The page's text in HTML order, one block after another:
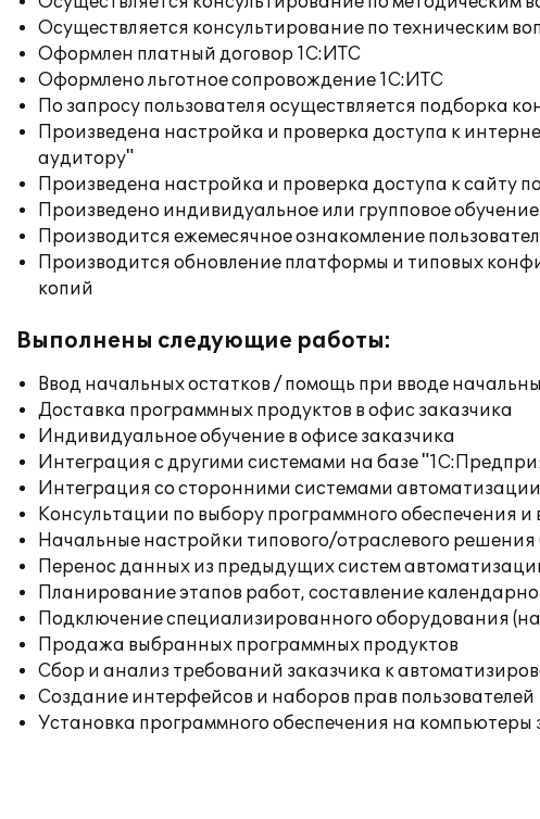
Осуществляется консультирование по техническим
Оформлен платный договор 1С:ИТС
Оформлено льготное сопровождение 1С:ИТС
По запросу пользователя осуществляется
Произведена настройка и проверка доступа к
аудитору"
Произведена настройка и проверка доступа к сайту
Произведено индивидуальное или групповое
Производится ежемесячное ознакомление
Производится обновление платформы и типовых
копий
Выполнены следующие работы:
Ввод начальных остатков / помощь при вводе
Доставка программных продуктов в офис заказчика
Индивидуальное обучение в офисе заказчика
Интеграция с другими системами на базе
Интеграция со сторонними системами автоматизации
Консультации по выбору программного обеспечения
Начальные настройки типового/отраслевого
Перенос данных из предыдущих систем
Планирование этапов работ, составление
Подключение специализированного оборудования
Продажа выбранных программных продуктов
Сбор и анализ требований заказчика к
Создание интерфейсов и наборов прав пользователей
Установка программного обеспечения на компьютеры